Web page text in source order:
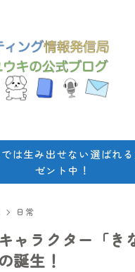
は生み出せない選ばれ
ゼント中！
日常
ャラクター「き
誕生！